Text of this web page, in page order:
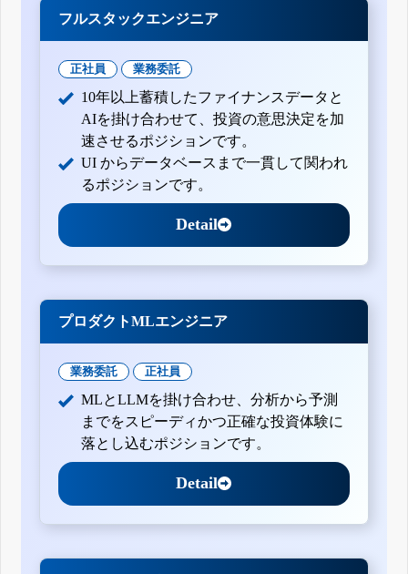
フルスタックエンジニア
正社員 業務委託
10年以上蓄積したファイナンスデータと
AIを掛け合わせて、投資の意思決定を加
速させるポジションです。
UI からデータベースまで一貫して関われ
るポジションです。
Detail
プロダクトMLエンジニア
業務委託 正社員
MLとLLMを掛け合わせ、分析から予測
までをスピーディかつ正確な投資体験に
落とし込むポジションです。
Detail